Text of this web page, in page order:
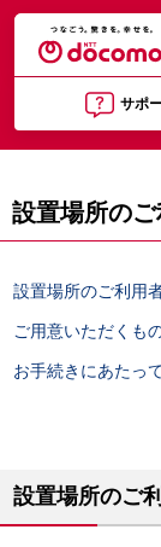
サポ
設置場所の
設置場所のご利用
ご用意いただくも
お手続きにあたっ
設置場所のご